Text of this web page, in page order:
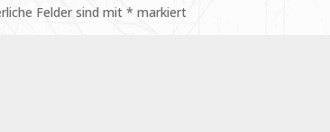
Felder sind mit* markiert